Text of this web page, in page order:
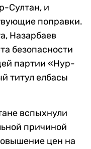
Султан, и
поправки.
Назарбаев
безопасности
партии «Нур-
титул елбасы
вспыхнули
причиной
цен на